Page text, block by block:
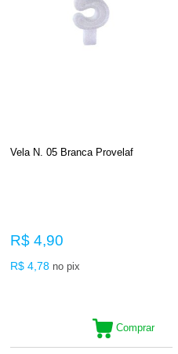
Vela N. 05 Branca Provelaf
R$ 4,90
R$ 4,78 no pix
Comprar